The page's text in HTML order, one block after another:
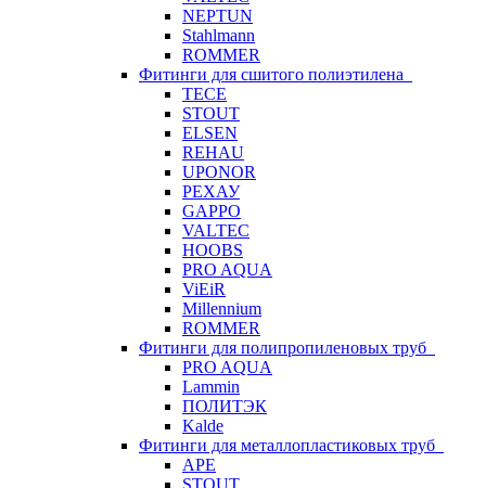
NEPTUN
Stahlmann
ROMMER
Фитинги для сшитого полиэтилена
TECE
STOUT
ELSEN
REHAU
UPONOR
РЕХАУ
GAPPO
VALTEC
HOOBS
PRO AQUA
ViEiR
Millennium
ROMMER
Фитинги для полипропиленовых труб
PRO AQUA
Lammin
ПОЛИТЭК
Kalde
Фитинги для металлопластиковых труб
APE
STOUT